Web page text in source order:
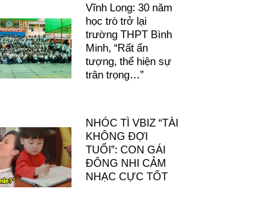
Vĩnh Long: 30 năm
học trò trở lại
trường THPT Bình
Minh, “Rất ấn
tượng, thể hiện sự
trân trọng…”
NHÓC TÌ VBIZ “TÀI
KHÔNG ĐỢI
TUỔI”: CON GÁI
ĐÔNG NHI CẢM
NHẠC CỰC TỐT